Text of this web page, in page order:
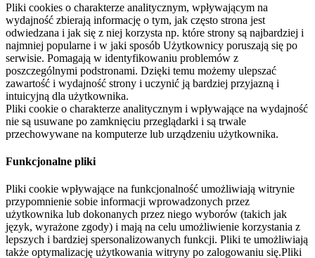
Pliki cookies o charakterze analitycznym, wpływającym na
wydajność zbierają informację o tym, jak często strona jest
odwiedzana i jak się z niej korzysta np. które strony są najbardziej i
najmniej popularne i w jaki sposób Użytkownicy poruszają się po
serwisie. Pomagają w identyfikowaniu problemów z
poszczególnymi podstronami. Dzięki temu możemy ulepszać
zawartość i wydajność strony i uczynić ją bardziej przyjazną i
intuicyjną dla użytkownika.
Pliki cookie o charakterze analitycznym i wpływające na wydajność
nie są usuwane po zamknięciu przeglądarki i są trwale
przechowywane na komputerze lub urządzeniu użytkownika.
Funkcjonalne pliki
Pliki cookie wpływające na funkcjonalność umożliwiają witrynie
przypomnienie sobie informacji wprowadzonych przez
użytkownika lub dokonanych przez niego wyborów (takich jak
język, wyrażone zgody) i mają na celu umożliwienie korzystania z
lepszych i bardziej spersonalizowanych funkcji. Pliki te umożliwiają
także optymalizację użytkowania witryny po zalogowaniu się.Pliki